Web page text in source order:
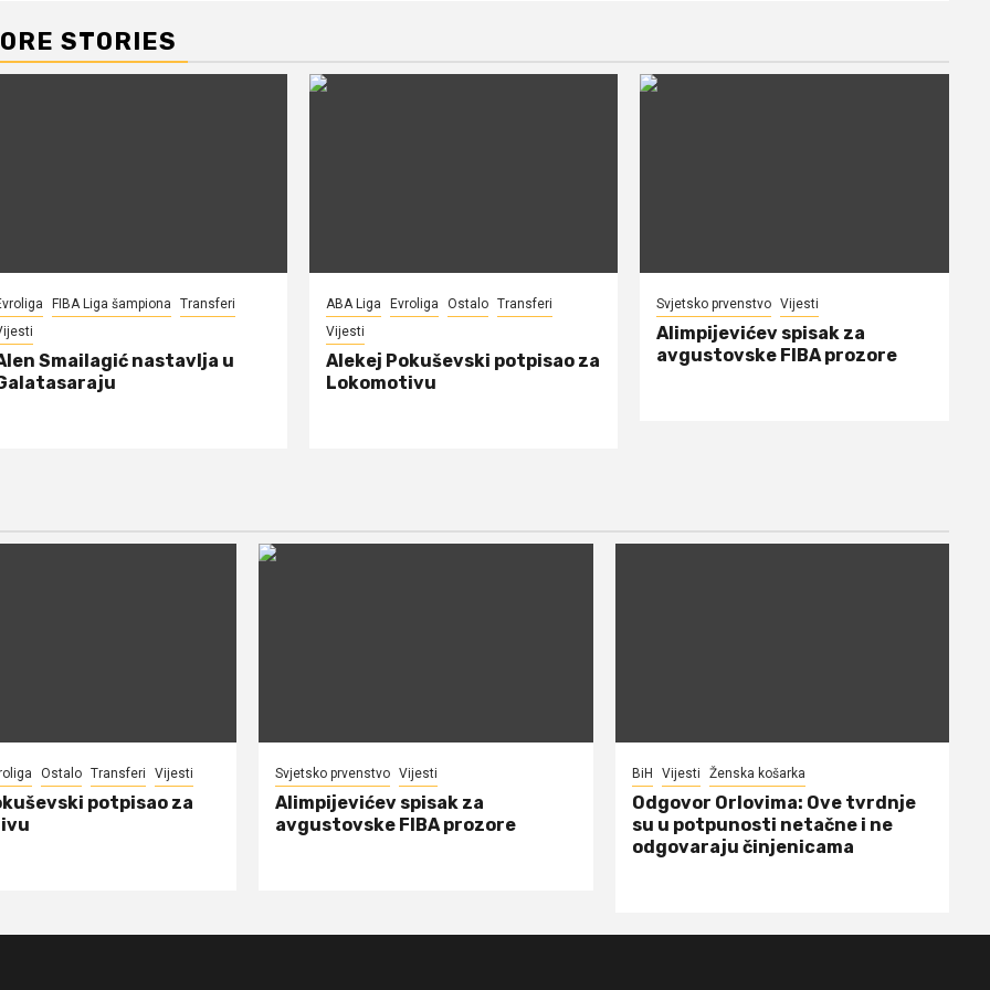
STORIES
FIBA Liga šampiona
Transferi
Smailagić nastavlja u
ABA Liga Evroliga Ostalo Transferi
Vijesti
Alekej Pokuševski potpisao za
Lokomotivu
Svjetsko prvenstvo Vijesti
Alimpijevićev spisak za
avgustovske FIBA prozore
Ostalo Transferi Vijesti
potpisao za
Svjetsko prvenstvo Vijesti
Alimpijevićev spisak za
avgustovske FIBA prozore
BiH Vijesti Ženska košarka
Odgovor Orlovima: ​Ove tvrdnje
su u potpunosti netačne i ne
odgovaraju činjenicama